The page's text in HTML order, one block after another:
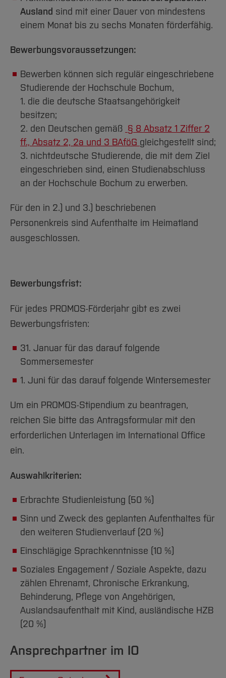
Arbeiten im FB G
Forschung und Projekte
International
Service
Studiengänge
Studieninteressierte
Aktuelles
Studium
International
Team
Service
Amtliche Bekanntmachungen
Notfall-Infos
Familiengerechte Hochschule
Gleichstellung
Vertretungen
Wahlen
Hochschulbibliothek
Hochschulkommunikation
International Office
qed-Stiftung
Zentrale Studienberatung
Ausland sind mit einer Dauer von mindestens
einem Monat bis zu sechs Monaten förderfähig.
Bewerbungsvoraussetzungen:
Bewerben können sich regulär eingeschriebene
Studierende der Hochschule Bochum,
1. die die deutsche Staatsangehörigkeit
besitzen;
2. den Deutschen gemäß § 8 Absatz 1 Ziffer 2
ff., Absatz 2, 2a und 3 BAföG gleichgestellt sind;
3. nichtdeutsche Studierende, die mit dem Ziel
eingeschrieben sind, einen Studienabschluss
an der Hochschule Bochum zu erwerben.
Für den in 2.) und 3.) beschriebenen
Personenkreis sind Aufenthalte im Heimatland
ausgeschlossen.
Bewerbungsfrist:
Für jedes PROMOS-Förderjahr gibt es zwei
Bewerbungsfristen:
31. Januar für das darauf folgende
Sommersemester
1. Juni für das darauf folgende Wintersemester
Um ein PROMOS-Stipendium zu beantragen,
reichen Sie bitte das Antragsformular mit den
erforderlichen Unterlagen im International Office
ein.
Auswahlkriterien:
Erbrachte Studienleistung (50 %)
Sinn und Zweck des geplanten Aufenthaltes für
den weiteren Studienverlauf (20 %)
Einschlägige Sprachkenntnisse (10 %)
Soziales Engagement / Soziale Aspekte, dazu
zählen Ehrenamt, Chronische Erkrankung,
Behinderung, Pflege von Angehörigen,
Auslandsaufenthalt mit Kind, ausländische HZB
(20 %)
Ansprechpartner im IO